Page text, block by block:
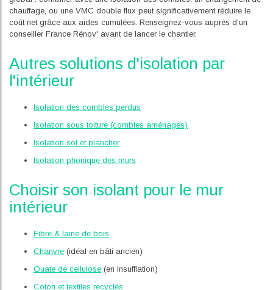
chauffage, ou une VMC double flux peut significativement réduire le
coût net grâce aux aides cumulées. Renseignez-vous auprès d'un
conseiller France Rénov' avant de lancer le chantier.
Autres solutions d'isolation par
l'intérieur
Isolation des combles perdus
Isolation sous toiture (combles aménagés)
Isolation sol et plancher
Isolation phonique des murs
Choisir son isolant pour le mur
intérieur
Fibre & laine de bois
Chanvre (idéal en bâti ancien)
Ouate de cellulose (en insufflation)
Coton et textiles recyclés